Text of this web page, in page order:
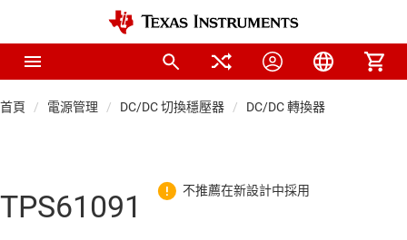
首頁 電源管理 DC/DC 切換穩壓器 DC/DC 轉換器
TPS61091